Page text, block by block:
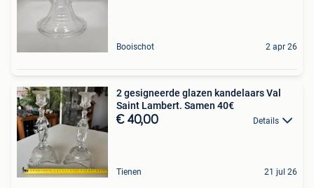
Booischot 2 apr 26
2 gesigneerde glazen kandelaars Val
Saint Lambert. Samen 40€
€ 40,00 Details
Tienen 21 jul 26